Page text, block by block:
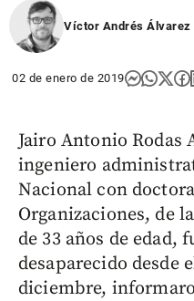
Víctor Andrés Álvarez
02 de enero de 2019
Jairo Antonio Rodas
ingeniero
Nacional con
Organizaciones, de
de 33 años de edad,
desaparecido desde
diciembre,